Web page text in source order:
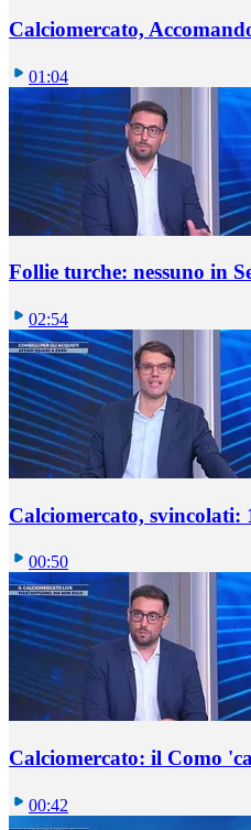
Calciomercato,
01:04
Follie turche: nessuno in
02:54
Calciomercato, svincolati:
00:50
Calciomercato: il Como
00:42